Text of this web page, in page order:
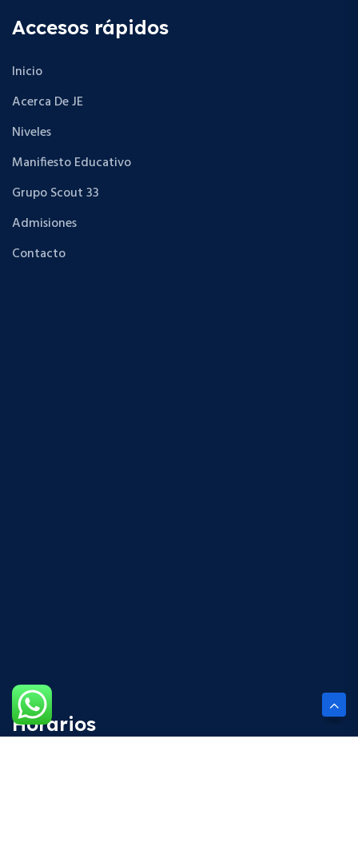
Accesos rápidos
Inicio
Acerca De JE
Niveles
Manifiesto Educativo
Grupo Scout 33
Admisiones
Contacto
Horarios